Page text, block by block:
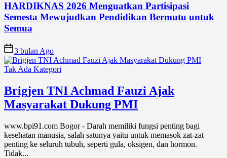
HARDIKNAS 2026 Menguatkan Partisipasi
Semesta Mewujudkan Pendidikan Bermutu untuk
Semua
3 bulan Ago
Tak Ada Kategori
Brigjen TNI Achmad Fauzi Ajak
Masyarakat Dukung PMI
www.bpi91.com Bogor - Darah memiliki fungsi penting bagi
kesehatan manusia, salah satunya yaitu untuk memasok zat-zat
penting ke seluruh tubuh, seperti gula, oksigen, dan hormon.
Tidak...